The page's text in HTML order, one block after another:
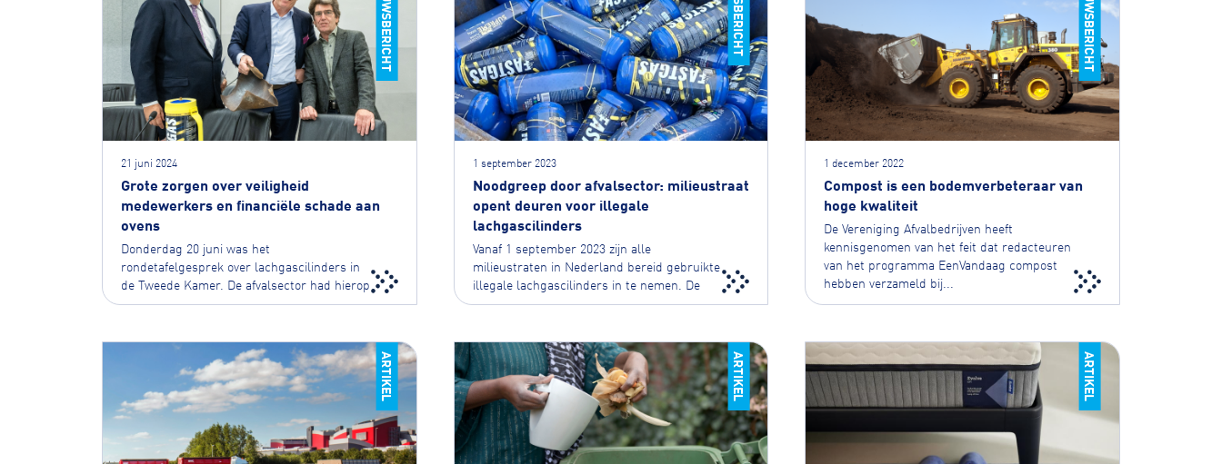
NIEUWSBERICHT
21 juni 2024
Grote zorgen over veiligheid
medewerkers en financiële schade aan
ovens
Donderdag 20 juni was het
rondetafelgesprek over lachgascilinders in
de Tweede Kamer. De afvalsector had hierop
met klem aangedrongen...
1 september 2023
Noodgreep door afvalsector: milieustraat
opent deuren voor illegale
lachgascilinders
Vanaf 1 september 2023 zijn alle
milieustraten in Nederland bereid gebruikte
illegale lachgascilinders in te nemen. De
cilinders worden...
NIEUWSBERICHT
1 december 2022
Compost is een bodemverbeteraar van
hoge kwaliteit
De Vereniging Afvalbedrijven heeft
kennisgenomen van het feit dat redacteuren
van het programma EenVandaag compost
hebben verzameld bij...
ARTIKEL ARTIKEL ARTIKEL